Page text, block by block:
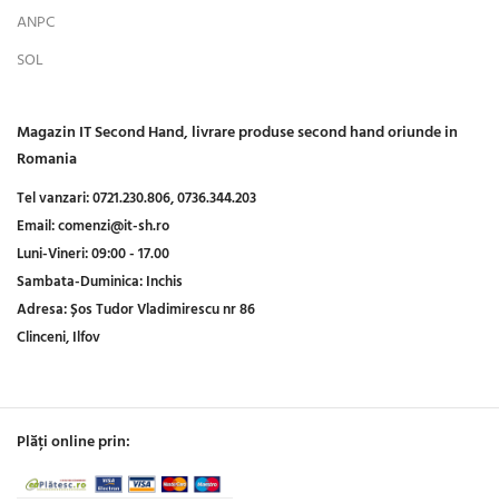
ANPC
SOL
Magazin IT Second Hand, livrare produse second hand oriunde in
Romania
Tel vanzari:0721.230.806,0736.344.203
Email:comenzi@it-sh.ro
Luni-Vineri:09:00 - 17.00
Sambata-Duminica:Inchis
Adresa:Șos Tudor Vladimirescu nr 86
Clinceni, Ilfov
Plăți online prin: